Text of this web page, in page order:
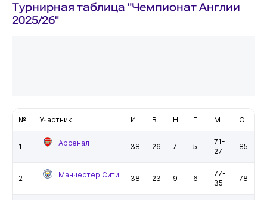
Турнирная таблица "Чемпионат Англии
2025/26"
№ Участник И В Н П М О
1 Арсенал 38 26 7 5
71-
27
85
2 Манчестер Сити 38 23 9 6
77-
35
78